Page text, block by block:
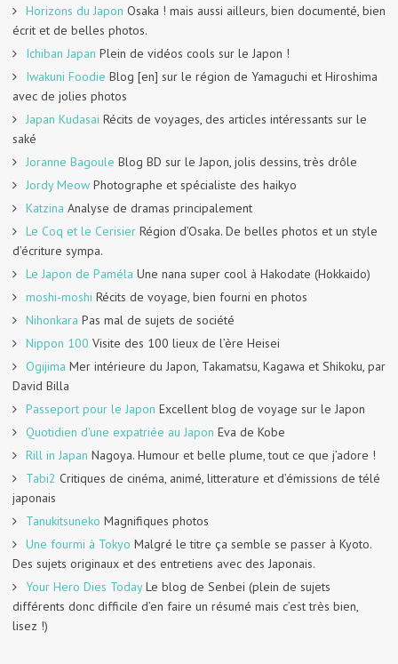
Horizons du Japon Osaka ! mais aussi ailleurs, bien documenté, bien
écrit et de belles photos.
Ichiban Japan Plein de vidéos cools sur le Japon !
Iwakuni Foodie Blog [en] sur le région de Yamaguchi et Hiroshima
avec de jolies photos
Japan Kudasai Récits de voyages, des articles intéressants sur le
saké
Joranne Bagoule Blog BD sur le Japon, jolis dessins, très drôle
Jordy Meow Photographe et spécialiste des haikyo
Katzina Analyse de dramas principalement
Le Coq et le Cerisier Région d’Osaka. De belles photos et un style
d’écriture sympa.
Le Japon de Paméla Une nana super cool à Hakodate (Hokkaido)
moshi-moshi Récits de voyage, bien fourni en photos
Nihonkara Pas mal de sujets de société
Nippon 100 Visite des 100 lieux de l’ère Heisei
Ogijima Mer intérieure du Japon, Takamatsu, Kagawa et Shikoku, par
David Billa
Passeport pour le Japon Excellent blog de voyage sur le Japon
Quotidien d'une expatriée au Japon Eva de Kobe
Rill in Japan Nagoya. Humour et belle plume, tout ce que j’adore !
Tabi2 Critiques de cinéma, animé, litterature et d’émissions de télé
japonais
Tanukitsuneko Magnifiques photos
Une fourmi à Tokyo Malgré le titre ça semble se passer à Kyoto.
Des sujets originaux et des entretiens avec des Japonais.
Your Hero Dies TodayLe blog de Senbei (plein de sujets
différents donc difficile d’en faire un résumé mais c’est très bien,
lisez !)